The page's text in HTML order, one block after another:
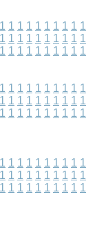
1 1 1 1 1 1 1 1 1 1
1 1 1 1 1 1 1 1 1 1
1 1 1 1 1 1 1 1 1 1
1 1 1 1 1 1 1 1 1 1
1 1 1 1 1 1 1 1 1 1
1 1 1 1 1 1 1 1 1 1
1 1 1 1 1 1 1 1 1 1
1 1 1 1 1 1 1 1 1 1
1 1 1 1 1 1 1 1 1 1